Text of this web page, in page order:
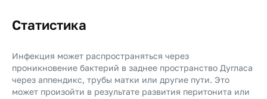
Статистика
Инфекция может распространяться через
проникновение бактерий в заднее пространство Дугласа
через аппендикс, трубы матки или другие пути. Это
может произойти в результате развития перитонита или